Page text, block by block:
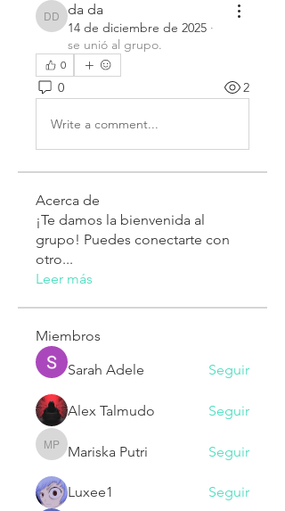
da da
da da
14 de diciembre de 2025 ·
se unió al grupo.
0
0 2
Write a comment...
Acerca de
¡Te damos la bienvenida al
grupo! Puedes conectarte con
otro...
Leer más
Miembros
Sarah Adele
Seguir
Alex Talmudo Seguir
Mariska Putri
Mariska Putri Seguir
Luxee1 Seguir